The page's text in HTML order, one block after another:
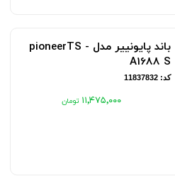
باند پایونییر مدل pioneerTS -
A1688 S
کد: 11837832
۱۱٬۴۷۵٬۰۰۰